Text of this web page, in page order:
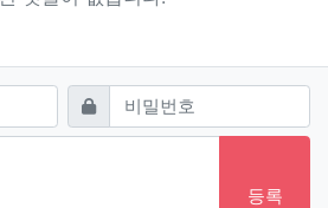
비밀번호필수
등록